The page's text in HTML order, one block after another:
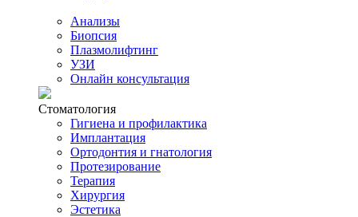
Анализы
Биопсия
Плазмолифтинг
УЗИ
Онлайн консультация
Стоматология
Гигиена и профилактика
Имплантация
Ортодонтия и гнатология
Протезирование
Терапия
Хирургия
Эстетика